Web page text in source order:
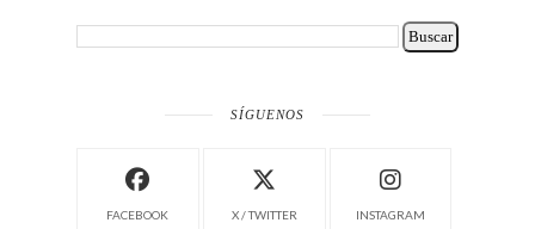
SÍGUENOS
FACEBOOK X / TWITTER INSTAGRAM